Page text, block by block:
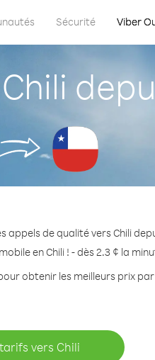
Sécurité Viber
appels de qualité vers Chili
en Chili ! - dès 2.3 ¢ la
obtenir les meilleurs prix
vers Chili